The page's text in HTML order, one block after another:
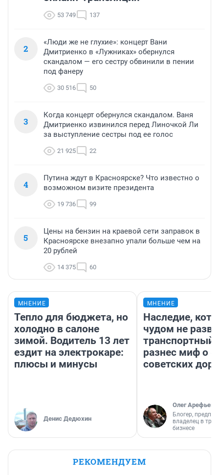
53 749 137
2
«Люди же не глухие»: концерт Вани
Дмитриенко в «Лужниках» обернулся
скандалом — его сестру обвинили в пении
под фанеру
30 516 50
3
Когда концерт обернулся скандалом. Ваня
Дмитриенко извинился перед Линочкой Ли
за выступление сестры под ее голос
21 925 22
4
Путина ждут в Красноярске? Что известно о
возможном визите президента
19 736 99
5
Цены на бензин на краевой сети заправок в
Красноярске внезапно упали больше чем на
20 рублей
14 375 60
МНЕНИЕ
Тепло для бюджета, но
холодно в салоне
зимой. Водитель 13 лет
ездит на электрокаре:
плюсы и минусы
Денис Дедюхин
МНЕНИЕ
Наследие,
чудом не
транспортный
разнес миф о
советских
Олег Арефьев
Блогер,
владелец в
бизнесе
РЕКОМЕНДУЕМ